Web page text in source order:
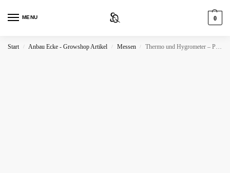
MENU 0
Start / Anbau Ecke - Growshop Artikel / Messen / Thermo und Hygrometer – Präzise Temperatur- und Luftfeuchtigkeitsmessung für optimale Klimakontrolle